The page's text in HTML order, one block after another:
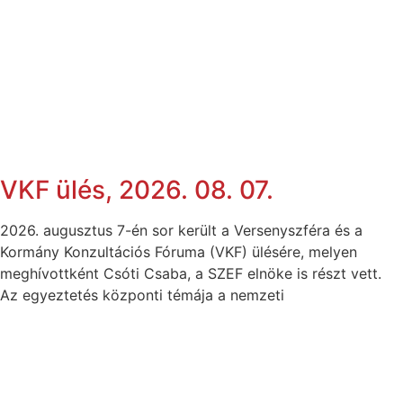
VKF ülés, 2026. 08. 07.
2026. augusztus 7-én sor került a Versenyszféra és a
Kormány Konzultációs Fóruma (VKF) ülésére, melyen
meghívottként Csóti Csaba, a SZEF elnöke is részt vett.
Az egyeztetés központi témája a nemzeti